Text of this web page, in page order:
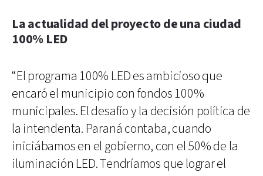
La actualidad del proyecto de una ciudad
100% LED
“El programa 100% LED es ambicioso que
encaró el municipio con fondos 100%
municipales. El desafío y la decisión política de
la intendenta. Paraná contaba, cuando
iniciábamos en el gobierno, con el 50% de la
iluminación LED. Tendríamos que lograr el